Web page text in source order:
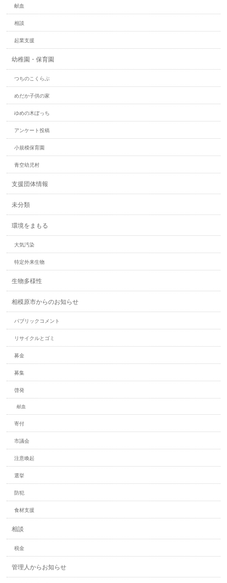
献血
相談
起業支援
幼稚園・保育園
つちのこくらぶ
めだか子供の家
ゆめの木ぼっち
アンケート投稿
小規模保育園
青空幼児村
支援団体情報
未分類
環境をまもる
大気汚染
特定外来生物
生物多様性
相模原市からのお知らせ
パブリックコメント
リサイクルとゴミ
募金
募集
啓発
献血
寄付
市議会
注意喚起
選挙
防犯
食材支援
相談
税金
管理人からお知らせ